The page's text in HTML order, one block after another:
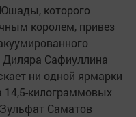
которого
королем, привез
Диляра Сафиуллина
ни одной ярмарки
14,5-килограммовых
Саматов